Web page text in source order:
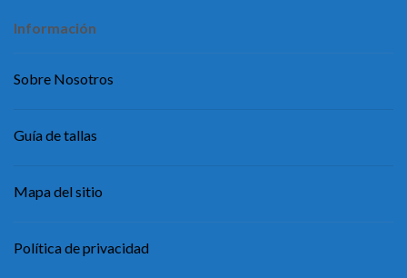
Información
Sobre Nosotros
Guía de tallas
Mapa del sitio
Política de privacidad